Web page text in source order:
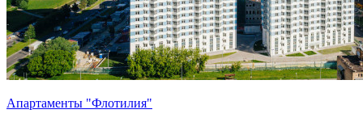
Апартаменты "Флотилия"